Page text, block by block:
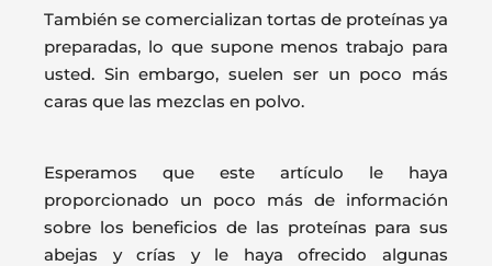
También se comercializan tortas de proteínas ya
preparadas, lo que supone menos trabajo para
usted. Sin embargo, suelen ser un poco más
caras que las mezclas en polvo.
Esperamos que este artículo le haya
proporcionado un poco más de información
sobre los beneficios de las proteínas para sus
abejas y crías y le haya ofrecido algunas